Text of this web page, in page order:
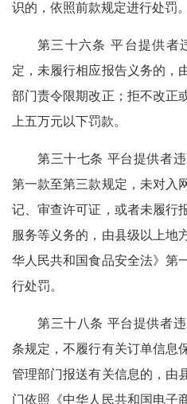
识的，依照前款规定进行处罚。
第三十六条 平台提供者
定，未履行相应报告义务的，
部门责令限期改正；拒不改正
上五万元以下罚款。
第三十七条 平台提供者
第一款至第三款规定，未对入
记、审查许可证，或者未履行
服务等义务的，由县级以上地
华人民共和国食品安全法》第
行处罚。
第三十八条 平台提供者
条规定，不履行有关订单信息
管理部门报送有关信息的，由
门依照《中华人民共和国电子